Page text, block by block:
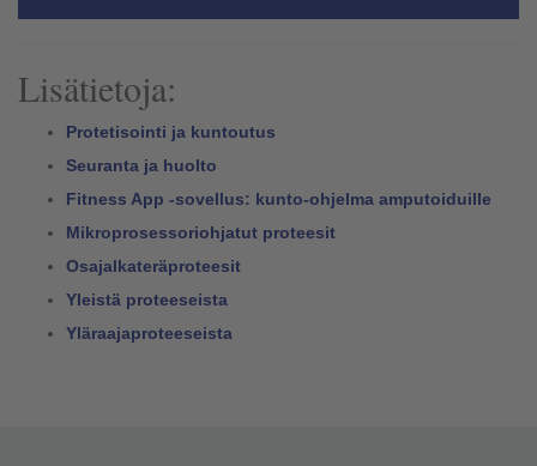
Lisätietoja:
Protetisointi ja kuntoutus
Seuranta ja huolto
Fitness App -sovellus: kunto-ohjelma amputoiduille
Mikroprosessoriohjatut proteesit
Osajalkateräproteesit
Yleistä proteeseista
Yläraajaproteeseista